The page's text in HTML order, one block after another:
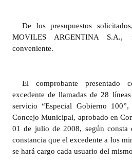
Informes de Unidad Coordinadora
Actas de Audiencias Públicas
NORMATIVA
Comunicaciones
Declaraciones
De los presupuestos
MOVILES ARGENTINA
conveniente.
El comprobante presentado
excedente de llamadas de 28
servicio “Especial Gobierno
Concejo Municipal, aprobado en
01 de julio de 2008, según consta
constancia que el excedente a los
se hará cargo cada usuario del